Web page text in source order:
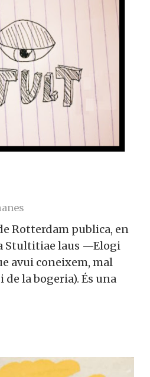
de Rotterdam publica, en
Stultitiae laus —Elogi
avui coneixem, mal
la bogeria). És una